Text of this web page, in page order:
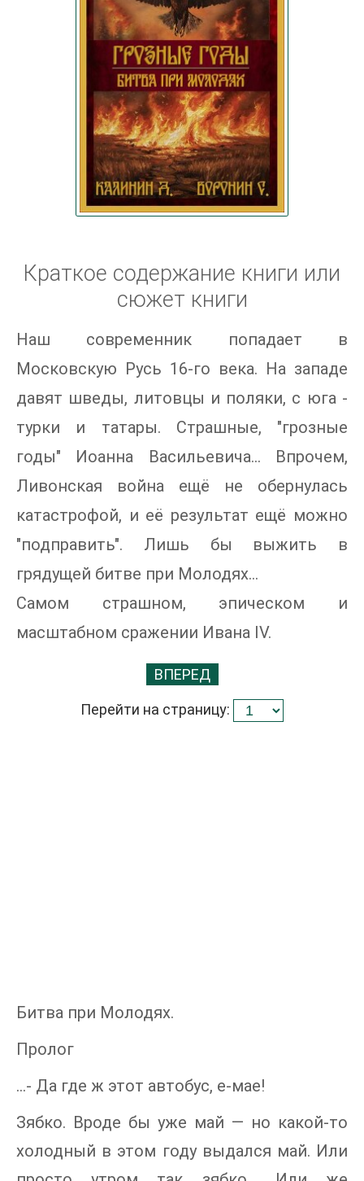
Краткое содержание книги или
сюжет книги
Наш современник попадает в
Московскую Русь 16-го века. На западе
давят шведы, литовцы и поляки, с юга -
турки и татары. Страшные, "грозные
годы" Иоанна Васильевича... Впрочем,
Ливонская война ещё не обернулась
катастрофой, и её результат ещё можно
"подправить". Лишь бы выжить в
грядущей битве при Молодях...
Самом страшном, эпическом и
масштабном сражении Ивана IV.
ВПЕРЕД
Перейти на страницу:
Битва при Молодях.
Пролог
…- Да где ж этот автобус, е-мае!
Зябко. Вроде бы уже май — но какой-то
холодный в этом году выдался май. Или